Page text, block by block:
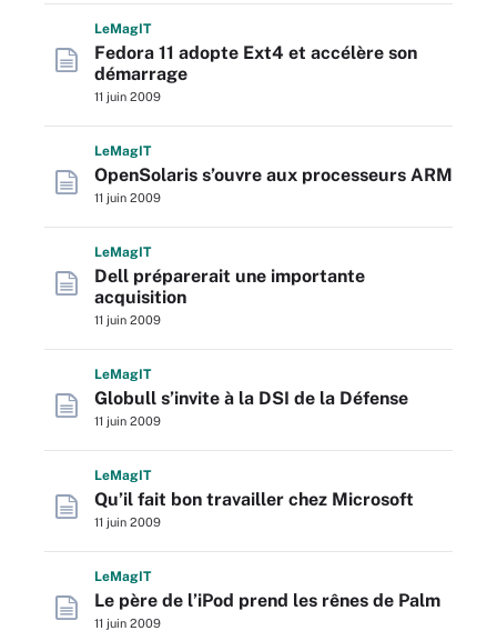
LeMagIT
Fedora 11 adopte Ext4 et accélère son
démarrage
11 juin 2009
LeMagIT
OpenSolaris s’ouvre aux processeurs ARM
11 juin 2009
LeMagIT
Dell préparerait une importante
acquisition
11 juin 2009
LeMagIT
Globull s’invite à la DSI de la Défense
11 juin 2009
LeMagIT
Qu’il fait bon travailler chez Microsoft
11 juin 2009
LeMagIT
Le père de l’iPod prend les rênes de Palm
11 juin 2009